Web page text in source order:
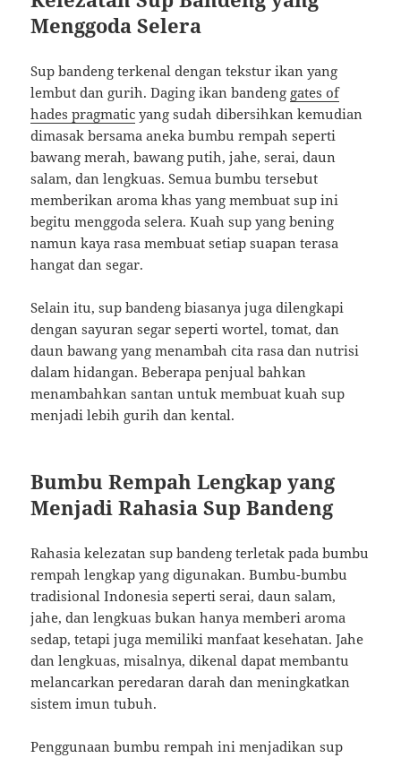
Menggoda Selera
Sup bandeng terkenal dengan tekstur ikan yang
lembut dan gurih. Daging ikan bandeng gates of
hades pragmatic yang sudah dibersihkan kemudian
dimasak bersama aneka bumbu rempah seperti
bawang merah, bawang putih, jahe, serai, daun
salam, dan lengkuas. Semua bumbu tersebut
memberikan aroma khas yang membuat sup ini
begitu menggoda selera. Kuah sup yang bening
namun kaya rasa membuat setiap suapan terasa
hangat dan segar.
Selain itu, sup bandeng biasanya juga dilengkapi
dengan sayuran segar seperti wortel, tomat, dan
daun bawang yang menambah cita rasa dan nutrisi
dalam hidangan. Beberapa penjual bahkan
menambahkan santan untuk membuat kuah sup
menjadi lebih gurih dan kental.
Bumbu Rempah Lengkap yang
Menjadi Rahasia Sup Bandeng
Rahasia kelezatan sup bandeng terletak pada bumbu
rempah lengkap yang digunakan. Bumbu-bumbu
tradisional Indonesia seperti serai, daun salam,
jahe, dan lengkuas bukan hanya memberi aroma
sedap, tetapi juga memiliki manfaat kesehatan. Jahe
dan lengkuas, misalnya, dikenal dapat membantu
melancarkan peredaran darah dan meningkatkan
sistem imun tubuh.
Penggunaan bumbu rempah ini menjadikan sup